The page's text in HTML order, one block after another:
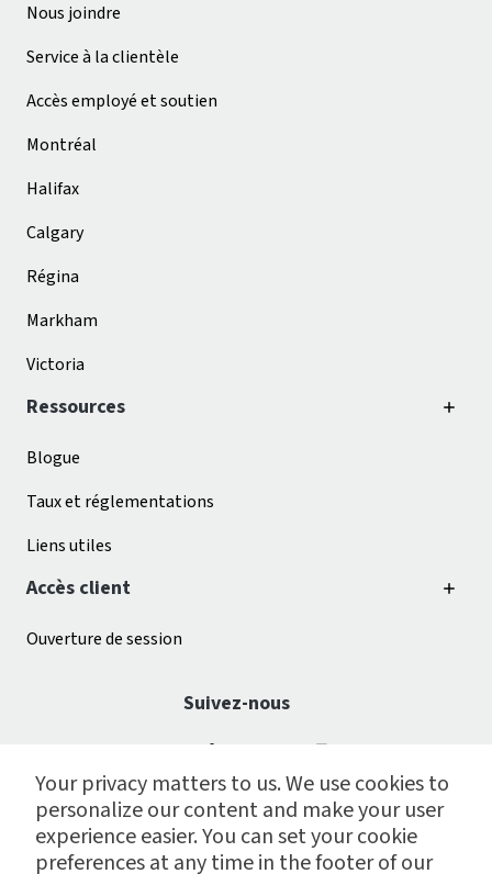
Your privacy matters to us. We use cookies to
personalize our content and make your user
experience easier. You can set your cookie
preferences at any time in the footer of our
Nous joindre
Service à la clientèle
Accès employé et soutien
Montréal
Halifax
Calgary
Régina
Markham
Victoria
Ressources
Blogue
Taux et réglementations
Liens utiles
Accès client
Ouverture de session
Suivez-nous